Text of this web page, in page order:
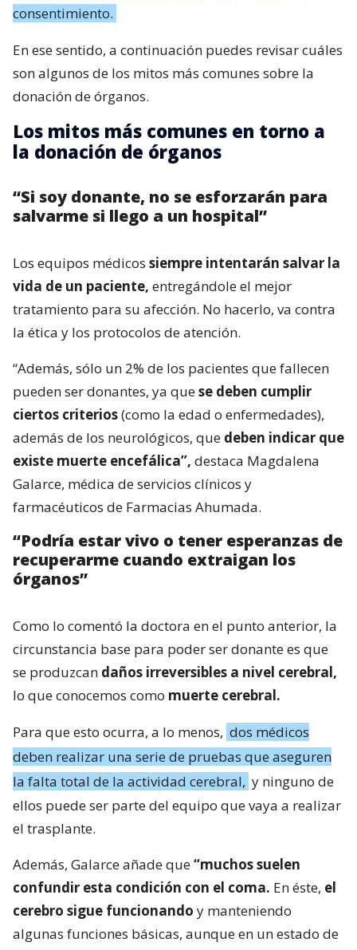
consentimiento.
En ese sentido, a continuación puedes revisar cuáles
son algunos de los mitos más comunes sobre la
donación de órganos.
Los mitos más comunes en torno a
la donación de órganos
“Si soy donante, no se esforzarán para
salvarme si llego a un hospital”
Los equipos médicos siempre intentarán salvar la
vida de un paciente, entregándole el mejor
tratamiento para su afección. No hacerlo, va contra
la ética y los protocolos de atención.
“Además, sólo un 2% de los pacientes que fallecen
pueden ser donantes, ya quese deben cumplir
ciertos criterios(como la edad o enfermedades),
además de los neurológicos, que deben indicar que
existe muerte encefálica”, destaca Magdalena
Galarce, médica de servicios clínicos y
farmacéuticos de Farmacias Ahumada.
“Podría estar vivo o tener esperanzas de
recuperarme cuando extraigan los
órganos”
Como lo comentó la doctora en el punto anterior, la
circunstancia base para poder ser donante es que
se produzcan daños irreversibles a nivel cerebral,
lo que conocemos como muerte cerebral.
Para que esto ocurra, a lo menos, dos médicos
deben realizar una serie de pruebas que aseguren
la falta total de la actividad cerebral, y ninguno de
ellos puede ser parte del equipo que vaya a realizar
el trasplante.
Además, Galarce añade que“muchos suelen
confundir esta condición con el coma. En éste, el
cerebro sigue funcionando y manteniendo
algunas funciones básicas, aunque en un estado de